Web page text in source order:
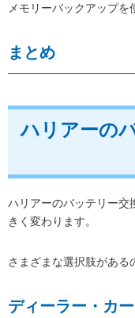
メモリーバックアップを
まとめ
ハリアーの
ハリアーのバッテリー交
きく変わります。
さまざまな選択肢がある
ディーラー・カ